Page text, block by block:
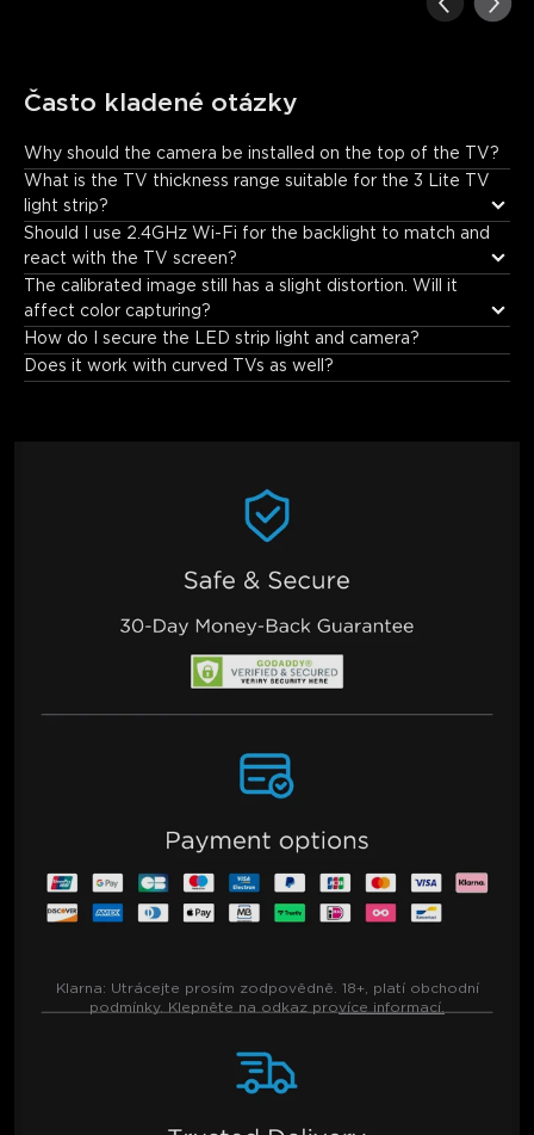
Často kladené otázky
Why should the camera be installed on the top of the TV?
To prevent ceiling light from being reflected on the TV screen,
which affects the color-picking results and obtaining a better
viewing experience.
What is the TV thickness range suitable for the 3 Lite TV
light strip?
Should I use 2.4GHz Wi-Fi for the backlight to match and
react with the TV screen?
The calibrated image still has a slight distortion. Will it
affect color capturing?
How do I secure the LED strip light and camera?
Does it work with curved TVs as well?
Klarna: Utrácejte prosím zodpovědně. 18+, platí obchodní
podmínky. Klepněte na odkaz províce informací.